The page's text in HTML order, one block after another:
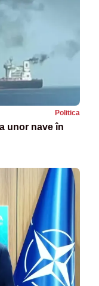
Politica
unor nave în